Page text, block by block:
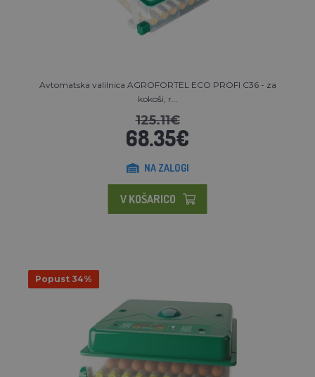
Avtomatska valilnica AGROFORTEL ECO PROFI C36 - za
kokoši, r...
125.11€
68.35€
NA ZALOGI
V KOŠARICO
Popust 34%